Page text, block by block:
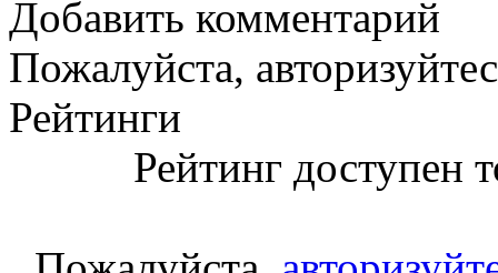
Добавить комментарий
Пожалуйста,
Рейтинги
Рейтинг доступен